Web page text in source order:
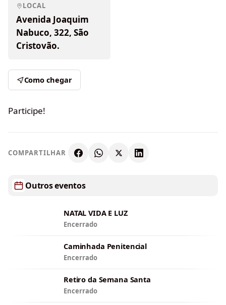
LOCAL
Avenida Joaquim
Nabuco, 322, São
Cristovão.
Como chegar
Participe!
COMPARTILHAR
Outros eventos
NATAL VIDA E LUZ
Encerrado
Caminhada Penitencial
Encerrado
Retiro da Semana Santa
Encerrado